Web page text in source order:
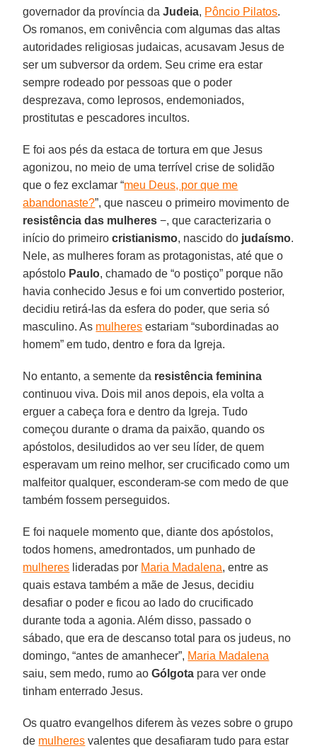
governador da província daJudeia, Pôncio Pilatos.
Os romanos, em conivência com algumas das altas
autoridades religiosas judaicas, acusavam Jesus de
ser um subversor da ordem. Seu crime era estar
sempre rodeado por pessoas que o poder
desprezava, como leprosos, endemoniados,
prostitutas e pescadores incultos.
E foi aos pés da estaca de tortura em que Jesus
agonizou, no meio de uma terrível crise de solidão
que o fez exclamar “meu Deus, por que me
abandonaste?”, que nasceu o primeiro movimento de
resistência das mulheres −, que caracterizaria o
início do primeirocristianismo, nascido do judaísmo.
Nele, as mulheres foram as protagonistas, até que o
apóstolo Paulo, chamado de “o postiço” porque não
havia conhecido Jesus e foi um convertido posterior,
decidiu retirá-las da esfera do poder, que seria só
masculino. As mulheres estariam “subordinadas ao
homem” em tudo, dentro e fora da Igreja.
No entanto, a semente da resistência feminina
continuou viva. Dois mil anos depois, ela volta a
erguer a cabeça fora e dentro da Igreja. Tudo
começou durante o drama da paixão, quando os
apóstolos, desiludidos ao ver seu líder, de quem
esperavam um reino melhor, ser crucificado como um
malfeitor qualquer, esconderam-se com medo de que
também fossem perseguidos.
E foi naquele momento que, diante dos apóstolos,
todos homens, amedrontados, um punhado de
mulheres lideradas por Maria Madalena, entre as
quais estava também a mãe de Jesus, decidiu
desafiar o poder e ficou ao lado do crucificado
durante toda a agonia. Além disso, passado o
sábado, que era de descanso total para os judeus, no
domingo, “antes de amanhecer”, Maria Madalena
saiu, sem medo, rumo aoGólgota para ver onde
tinham enterrado Jesus.
Os quatro evangelhos diferem às vezes sobre o grupo
de mulheres valentes que desafiaram tudo para estar